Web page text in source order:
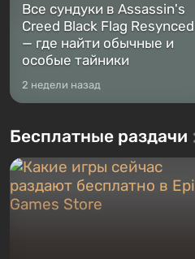
Все сундуки в Assassin's
Creed Black Flag Resynced
— где найти обычные и
особые тайники
2 недели назад
Бесплатные раздачи